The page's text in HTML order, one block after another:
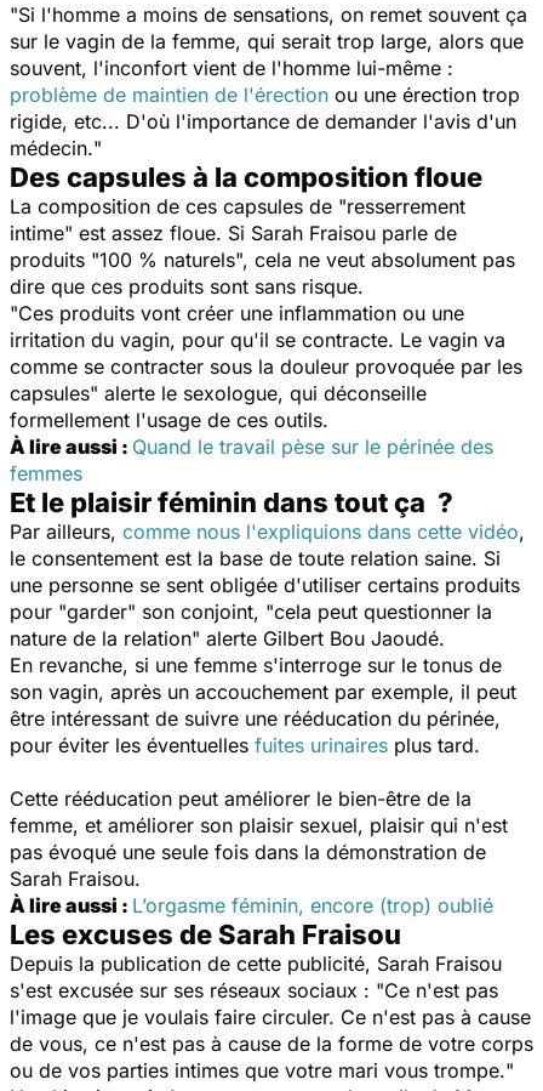
"Si l'homme a moins de sensations, on remet souvent ça
sur le vagin de la femme, qui serait trop large, alors que
souvent, l'inconfort vient de l'homme lui-même :
problème de maintien de l'érection ou une érection trop
rigide, etc... D'où l'importance de demander l'avis d'un
médecin."
Des capsules à la composition floue
La composition de ces capsules de "resserrement
intime" est assez floue. Si Sarah Fraisou parle de
produits "100 % naturels", cela ne veut absolument pas
dire que ces produits sont sans risque.
"Ces produits vont créer une inflammation ou une
irritation du vagin, pour qu'il se contracte. Le vagin va
comme se contracter sous la douleur provoquée par les
capsules" alerte le sexologue, qui déconseille
formellement l'usage de ces outils.
À lire aussi : Quand le travail pèse sur le périnée des
femmes
Et le plaisir féminin dans tout ça ?
Par ailleurs, comme nous l'expliquions dans cette vidéo,
le consentement est la base de toute relation saine. Si
une personne se sent obligée d'utiliser certains produits
pour "garder" son conjoint, "cela peut questionner la
nature de la relation" alerte Gilbert Bou Jaoudé.
En revanche, si une femme s'interroge sur le tonus de
son vagin, après un accouchement par exemple, il peut
être intéressant de suivre une rééducation du périnée,
pour éviter les éventuelles fuites urinaires plus tard.
Cette rééducation peut améliorer le bien-être de la
femme, et améliorer son plaisir sexuel, plaisir qui n'est
pas évoqué une seule fois dans la démonstration de
Sarah Fraisou.
À lire aussi : L’orgasme féminin, encore (trop) oublié
Les excuses de Sarah Fraisou
Depuis la publication de cette publicité, Sarah Fraisou
s'est excusée sur ses réseaux sociaux : "Ce n'est pas
l'image que je voulais faire circuler. Ce n'est pas à cause
de vous, ce n'est pas à cause de la forme de votre corps
ou de vos parties intimes que votre mari vous trompe."